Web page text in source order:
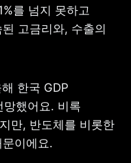
를 넘지 못하고
고금리와, 수출의
한국 GDP
망했어요. 비록
만, 반도체를 비롯한
이에요.